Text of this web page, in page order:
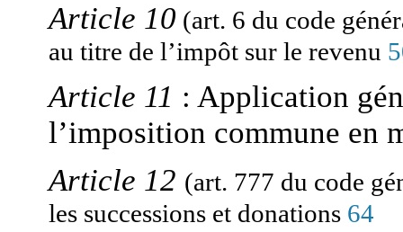
Article 10 (art. 6 du code
au titre de l’impôt sur le revenu
Article 11 : Application
l’imposition commune en
Article 12 (art. 777 du code
les successions et donations 64